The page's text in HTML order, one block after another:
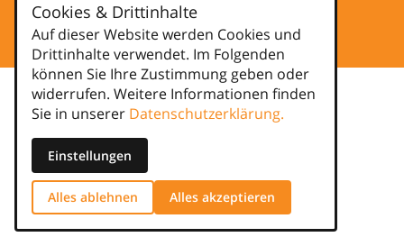
Impressum
Cookies & Drittinhalte
Auf dieser Website werden Cookies und
Drittinhalte verwendet. Im Folgenden
können Sie Ihre Zustimmung geben oder
widerrufen. Weitere Informationen finden
Sie in unserer Datenschutzerklärung.
Einstellungen
Alles ablehnen Alles akzeptieren